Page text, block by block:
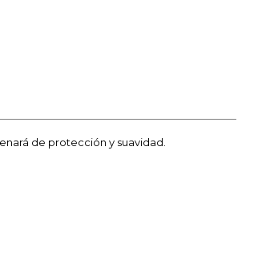
de protección y suavidad.